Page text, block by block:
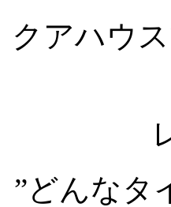
クアハウ
”どんなタ